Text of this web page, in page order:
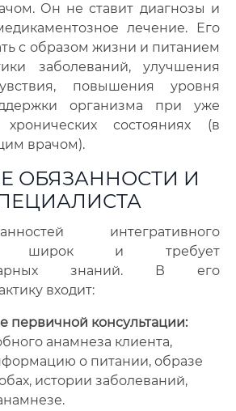
Он не ставит диагнозы и
лечение. Его
с образом жизни и питанием
заболеваний, улучшения
повышения уровня
организма при уже
состояниях (в
врачом).
ОБЯЗАННОСТИ И
интегративного
широк и требует
знаний. В его
входит:
первичной консультации:
анамнеза клиента,
о питании, образе
истории заболеваний,